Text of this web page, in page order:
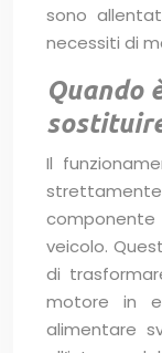
sono
necessiti di
Quando
Il
strettamente
veicolo.
di
motore in
alimentare